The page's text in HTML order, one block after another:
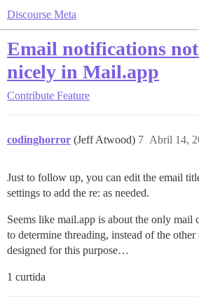
Discourse Meta
Email notifications
nicely in Mail.app
Contribute Feature
codinghorror (Jeff Atwood) Abril 14,
7
Just to follow up, you can edit the email
settings to add the re: as needed.
Seems like mail.app is about the only mail
to determine threading, instead of the
designed for this purpose…
1 curtida